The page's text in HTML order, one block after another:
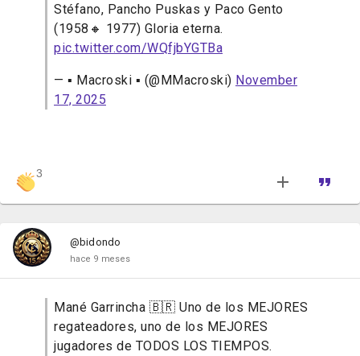
Stéfano, Pancho Puskas y Paco Gento
(1958🔸 1977) Gloria eterna.
pic.twitter.com/WQfjbYGTBa
— ▪️ Macroski ▪️ (@MMacroski) November
17, 2025
3
@bidondo
hace 9 meses
Mané Garrincha 🇧🇷 Uno de los MEJORES
regateadores, uno de los MEJORES
jugadores de TODOS LOS TIEMPOS.